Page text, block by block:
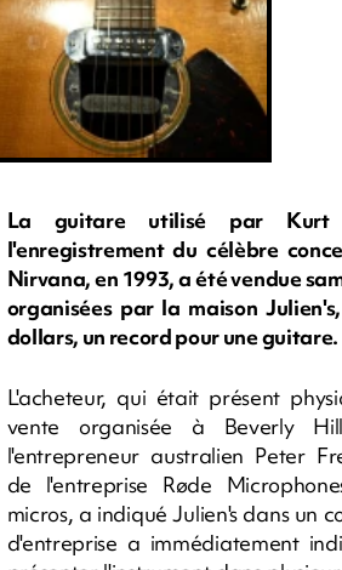
La guitare utilisé par Kurt
l'enregistrement du célèbre
Nirvana, en 1993, a été vendue
organisées par la maison
dollars, un record pour une guitare.
L'acheteur, qui était présent
vente organisée à Beverly
l'entrepreneur australien Peter
de l'entreprise Røde
micros, a indiqué Julien's dans un
d'entreprise a immédiatement